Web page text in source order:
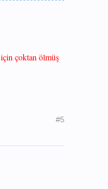
çoktan ölmüş
#5